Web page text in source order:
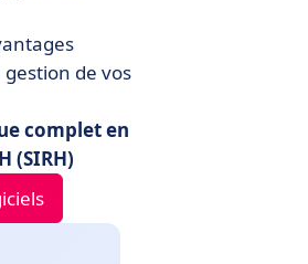
de vos
complet en
(SIRH)